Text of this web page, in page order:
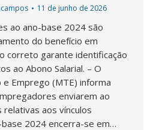
11 de junho de 2026
ao ano-base 2024 são
do benefício em
correto garante identificação
ao Abono Salarial. – O
Emprego (MTE) informa
enviarem ao
relativas aos vínculos
2024 encerra-se em…